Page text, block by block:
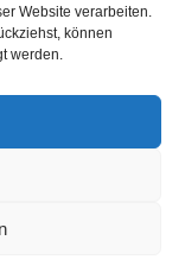
Website verarbeiten.
können
werden.